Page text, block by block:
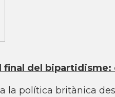
final del
la política britànica